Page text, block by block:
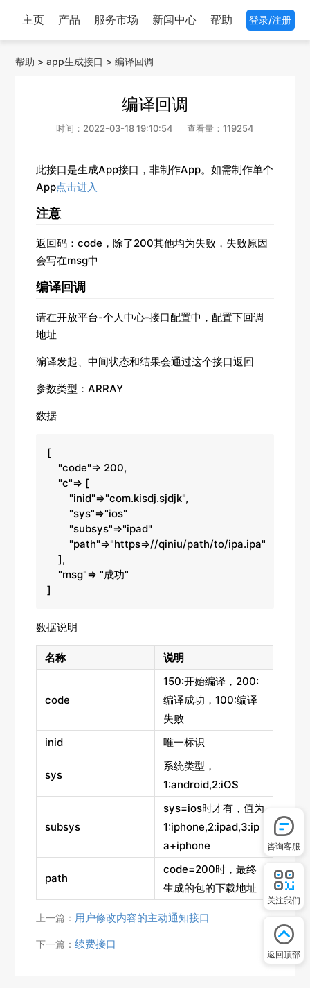
主页 产品 服务市场 新闻中心 帮助 登录/注册
帮助 >app生成接口 >编译回调
编译回调
时间：2022-03-18 19:10:54 查看量：119254
此接口是生成App接口，非制作App。如需制作单个
App点击进入
注意
返回码：code，除了200其他均为失败，失败原因
会写在msg中
编译回调
请在开放平台-个人中心-接口配置中，配置下回调
地址
编译发起、中间状态和结果会通过这个接口返回
参数类型：ARRAY
数据
[
    "code"=> 200,
    "c"=> [
        "inid"=>"com.kisdj.sjdjk",
        "sys"=>"ios"
        "subsys"=>"ipad"
        "path"=>"https=>//qiniu/path/to/ipa.ipa"
    ],
    "msg"=> "成功"
]
数据说明
名称 说明
code
150:开始编译，200:
编译成功，100:编译
失败
inid
唯一标识
sys
系统类型，
1:android,2:iOS
subsys
sys=ios时才有，值为
1:iphone,2:ipad,3:ip
a+iphone
path
code=200时，最终
生成的包的下载地址
上一篇： 用户修改内容的主动通知接口
下一篇：续费接口
咨询客服
关注我们
返回顶部